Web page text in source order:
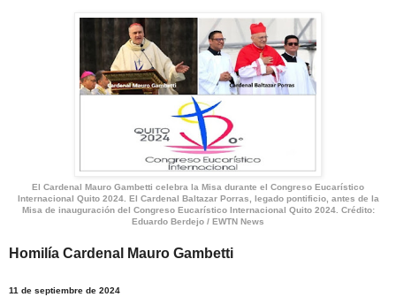
El Cardenal Mauro Gambetti celebra la Misa durante el Congreso Eucarístico
Internacional Quito 2024. El Cardenal Baltazar Porras, legado pontificio, antes de la
Misa de inauguración del Congreso Eucarístico Internacional Quito 2024. Crédito:
Eduardo Berdejo / EWTN News
Homilía Cardenal Mauro Gambetti
11 de septiembre de 2024